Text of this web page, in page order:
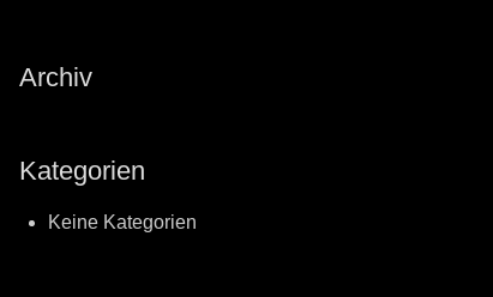
Archiv
Kategorien
Keine Kategorien